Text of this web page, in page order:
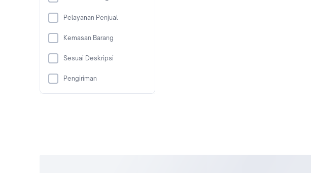
Pelayanan Penjual
Kemasan Barang
Sesuai Deskripsi
Pengiriman